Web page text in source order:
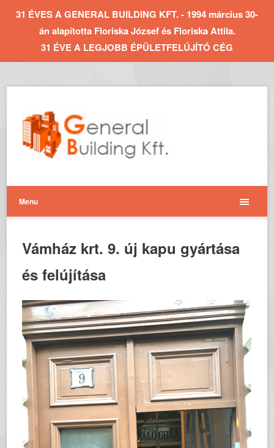
31 ÉVES A GENERAL BUILDING KFT. - 1994 március 30-
án alapította Floriska József és Floriska Attila.
31 ÉVE A LEGJOBB ÉPÜLETFELÚJÍTÓ CÉG
Menu
Vámház krt. 9. új kapu gyártása
és felújítása